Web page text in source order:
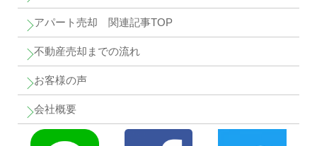
アパート売却 関連記事TOP
不動産売却までの流れ
お客様の声
会社概要